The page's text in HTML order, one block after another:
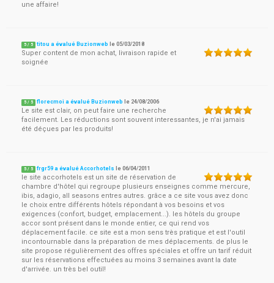
une affaire!
5 / 5 titou a évalué Buzionweb le05/03/2018
Super content de mon achat, livraison rapide et
soignée
5 / 5 florecmoi a évalué Buzionweb le 24/08/2006
Le site est clair, on peut faire une recherche
facilement. Les réductions sont souvent interessantes, je n'ai jamais
été déçues par les produits!
5 / 5 frgr59 a évalué Accorhotels le06/04/2011
le site accorhotels est un site de réservation de
chambre d'hôtel qui regroupe plusieurs enseignes comme mercure,
ibis, adagio, all seasons entres autres. grâce a ce site vous avez donc
le choix entre différents hôtels répondant à vos besoins et vos
exigences (confort, budget, emplacement...). les hôtels du groupe
accor sont présent dans le monde entier, ce qui rend vos
déplacement facile. ce site est a mon sens très pratique et est l'outil
incontournable dans la préparation de mes déplacements. de plus le
site propose régulièrement des offres spéciales et offre un tarif réduit
sur les réservations effectuées au moins 3 semaines avant la date
d'arrivée. un très bel outil!